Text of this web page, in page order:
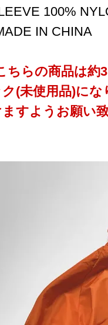
100%
IN CHINA
ちらの商品は約
ク(未使用品)に
ますようお願い